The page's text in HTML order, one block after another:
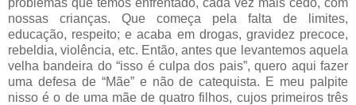
problemas que temos enfrentado, cada vez mais cedo, com
nossas crianças. Que começa pela falta de limites,
educação, respeito; e acaba em drogas, gravidez precoce,
rebeldia, violência, etc. Então, antes que levantemos aquela
velha bandeira do “isso é culpa dos pais”, quero aqui fazer
uma defesa de “Mãe” e não de catequista. E meu palpite
nisso é o de uma mãe de quatro filhos, cujos primeiros três